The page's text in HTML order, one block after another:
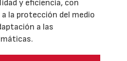
y eficiencia, con
la protección del medio
a las